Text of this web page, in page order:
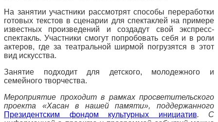
На занятии участники рассмотрят способы переработки
готовых текстов в сценарии для спектаклей на примере
известных произведений и создадут свой экспресс-
спектакль. Участники смогут попробовать себя и в роли
актеров, где за театральной ширмой погрузятся в этот
вид искусства.
Занятие подходит для детского, молодежного и
семейного творчества.
Мероприятие проходит в рамках просветительского
проекта «Хасан в нашей памяти»,поддержанного
Президентским фондом культурных инициатив. С